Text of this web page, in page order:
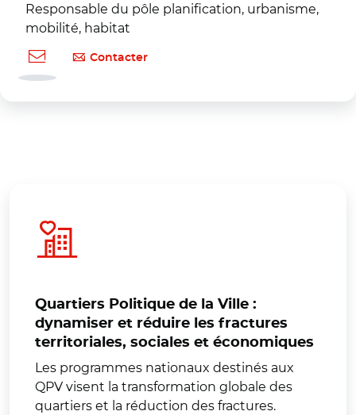
Responsable du pôle planification, urbanisme,
mobilité, habitat
Contacter
Quartiers Politique de la Ville :
dynamiser et réduire les fractures
territoriales, sociales et économiques
Les programmes nationaux destinés aux
QPV visent la transformation globale des
quartiers et la réduction des fractures.